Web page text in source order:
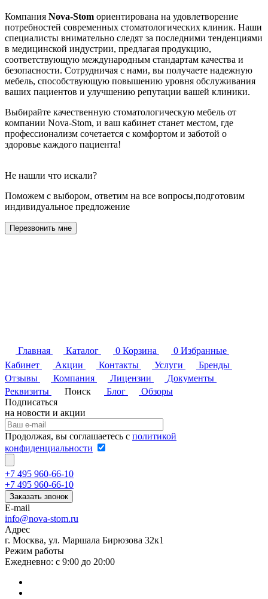
Компания Nova-Stom ориентирована на удовлетворение
потребностей современных стоматологических клиник. Наши
специалисты внимательно следят за последними тенденциями
в медицинской индустрии, предлагая продукцию,
соответствующую международным стандартам качества и
безопасности. Сотрудничая с нами, вы получаете надежную
мебель, способствующую повышению уровня обслуживания
ваших пациентов и улучшению репутации вашей клиники.
Выбирайте качественную стоматологическую мебель от
компании Nova-Stom, и ваш кабинет станет местом, где
профессионализм сочетается с комфортом и заботой о
здоровье каждого пациента!
Не нашли что искали?
Поможем с выбором, ответим на все вопросы,подготовим
индивидуальное предложение
Перезвонить мне
Главная Каталог 0 Корзина 0 Избранные
Кабинет
Акции Контакты Услуги
Бренды
Отзывы
Компания Лицензии
Документы
Реквизиты
Поиск Блог
Обзоры
Подписаться
на новости и акции
Продолжая, вы соглашаетесь с политикой
конфиденциальности
+7 495 960-66-10
+7 495 960-66-10
Заказать звонок
E-mail
info@nova-stom.ru
Адрес
г. Москва, ул. Маршала Бирюзова 32к1
Режим работы
Ежедневно: с 9:00 до 20:00